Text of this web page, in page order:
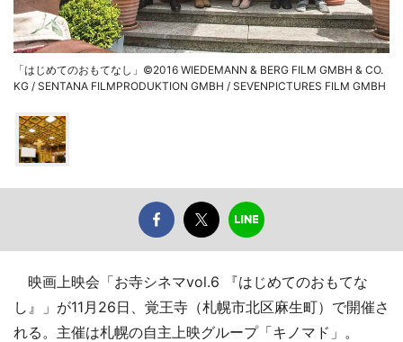
「はじめてのおもてなし」©2016 WIEDEMANN & BERG FILM GMBH & CO.
KG / SENTANA FILMPRODUKTION GMBH / SEVENPICTURES FILM GMBH
映画上映会「お寺シネマvol.6 『はじめてのおもてな
し』」が11月26日、覚王寺（札幌市北区麻生町）で開催さ
れる。主催は札幌の自主上映グループ「キノマド」。